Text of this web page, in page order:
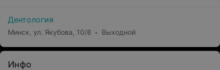
Дентология
Минск, ул. Якубова, 10/8 Выходной
Инфо